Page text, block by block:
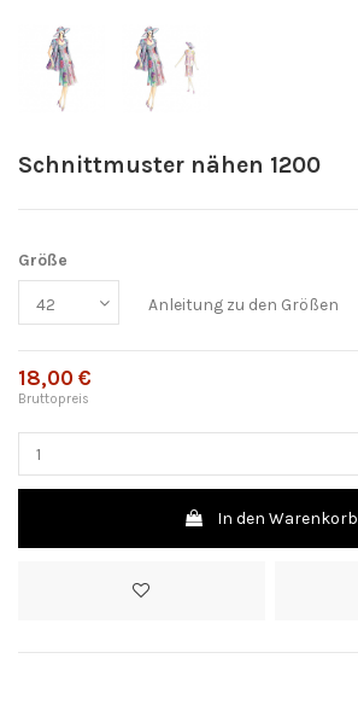
Schnittmuster nähen 1200
Größe
Anleitung zu den Größen
18,00 €
Bruttopreis
In den Warenkorb